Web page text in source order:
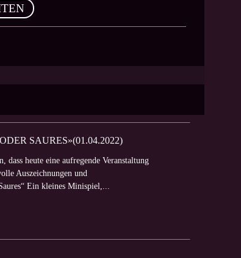
SAURES»(01.04.2022)
heute eine aufregende Veranstaltung
Auszeichnungen und
Ein kleines Minispiel,...